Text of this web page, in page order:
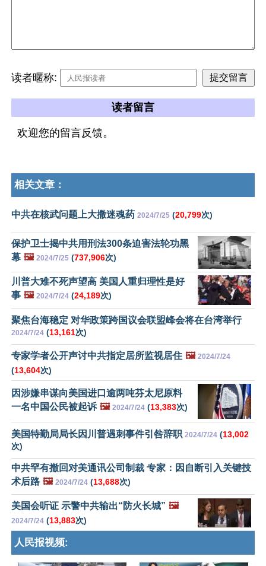
读者暱称:
读者留言
欢迎您的留言反馈。
相关文章：
中共在核武问题上大撒迷魂药 2024/7/25 (20,799次)
保护卫士揭中共用刑法300条迫害法轮功黑
幕 🖼️ 2024/7/25 (737,906次)
川普大难不死声望高 美国人重归理性是好
事 🖼️ 2024/7/24 (24,189次)
聚焦台海稳定 对华政策跨国议会联盟峰会将在台湾举行
2024/7/24 (13,161次)
专家学者公开声讨中共指定居所监视居住 🖼️ 2024/7/24
(13,604次)
因涉嫌串谋向美国进口逾两吨芬太尼原料
一名中国公民被起诉 🖼️ 2024/7/24 (13,383次)
美国特勤局局长因川普遇刺事件引咎辞职 2024/7/24 (13,002
次)
中共罕有撤回对美通讯公司制裁 专家：因自断引入关键技
术后路 🖼️ 2024/7/24 (13,688次)
美国会听证 示警中共输出“防火长城” 🖼️
2024/7/24 (13,883次)
人民报视频: